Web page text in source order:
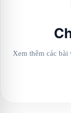
Xem thêm các